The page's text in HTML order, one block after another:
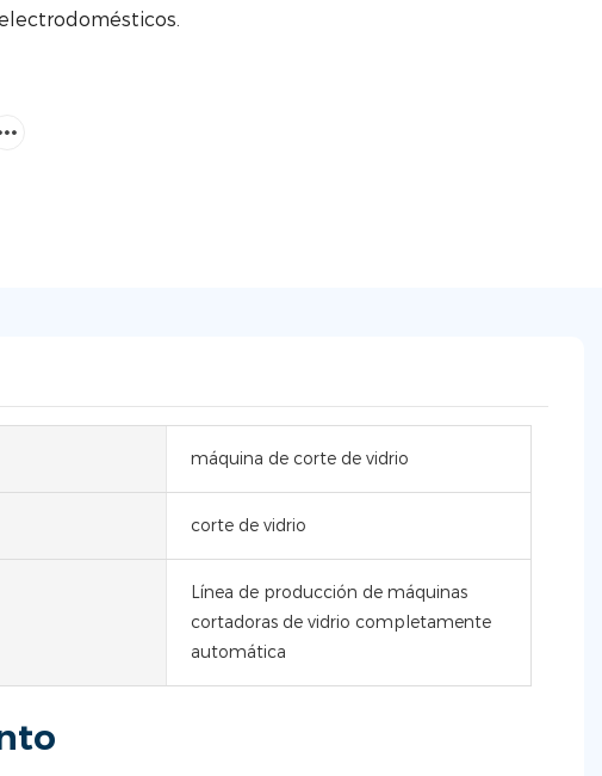
máquina de corte de vidrio
corte de vidrio
Línea de producción de máquinas
cortadoras de vidrio completamente
automática